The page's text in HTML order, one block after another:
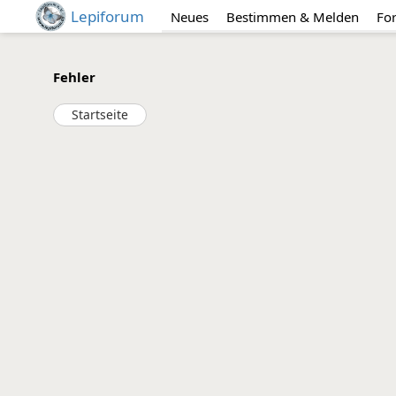
Lepiforum Neues Bestimmen & Melden
Fehler
Startseite